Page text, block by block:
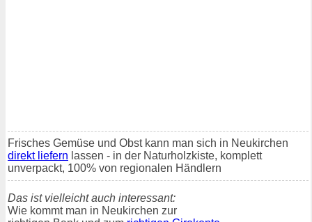
Frisches Gemüse und Obst kann man sich in Neukirchen
direkt liefern lassen - in der Naturholzkiste, komplett
unverpackt, 100% von regionalen Händlern
Das ist vielleicht auch interessant:
Wie kommt man in Neukirchen zur